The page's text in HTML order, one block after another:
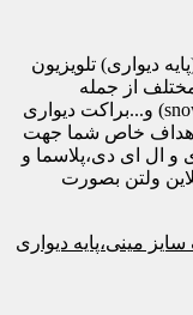
دیواری) تلویزیون
مختلف از جمله
سامسونگ (samsung) و ال جی (lg) اسنوا (snowa) و...براکت دیواری
اهداف خاص شما جهت
ال ای دی،پلاسما و
ولتن بصورت
مینی،پایه دیواری